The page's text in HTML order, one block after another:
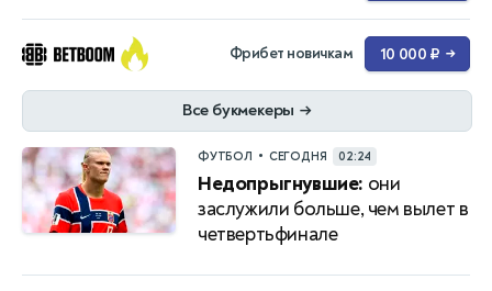
Фрибет новичкам 10 000 ₽ →
Все букмекеры →
ФУТБОЛ • СЕГОДНЯ 02:24
Недопрыгнувшие: они
заслужили больше, чем вылет в
четвертьфинале